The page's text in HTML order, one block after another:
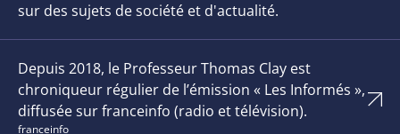
sur des sujets de société et d'actualité.
Depuis 2018, le Professeur Thomas Clay est
chroniqueur régulier de l’émission « Les Informés »,
diffusée sur franceinfo (radio et télévision).
franceinfo